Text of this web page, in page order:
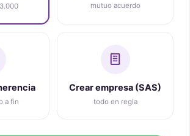
mutuo acuerdo
a fin
Crear empresa (SAS)
todo en regla